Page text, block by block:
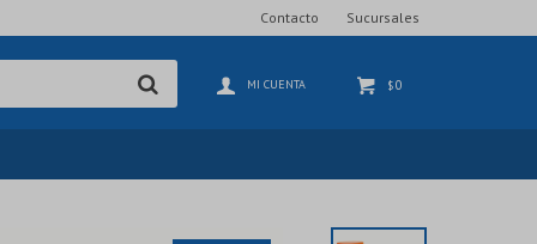
$0
Contacto Sucursales